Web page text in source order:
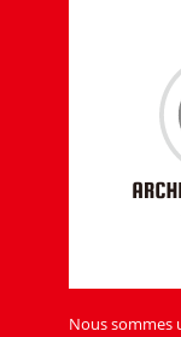
Nous sommes